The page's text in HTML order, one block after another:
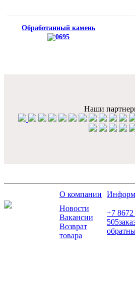
Обработанный камень
Наши
О компании
Новости
Вакансии
Возврат
товара
+7
505